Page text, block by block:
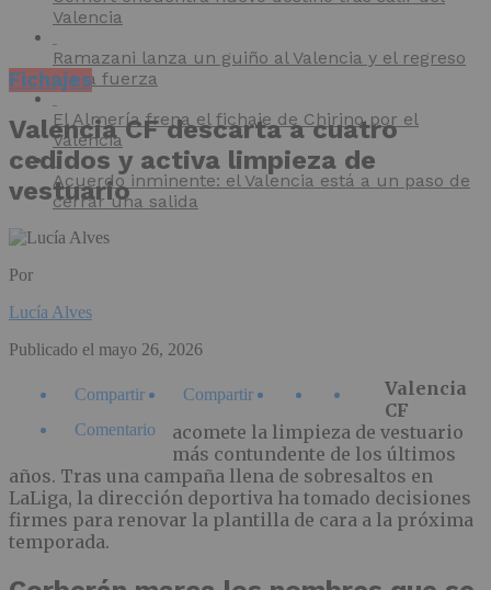
Valencia
Ramazani lanza un guiño al Valencia y el regreso
toma fuerza
El Almería frena el fichaje de Chirino por el
Valencia
Acuerdo inminente: el Valencia está a un paso de
cerrar una salida
Fichajes
Valencia CF descarta a cuatro
cedidos y activa limpieza de
vestuario
Por
Lucía Alves
Publicado el mayo 26, 2026
Compartir
Compartir
Comentario
Valencia
CF
acomete la limpieza de vestuario
más contundente de los últimos
años. Tras una campaña llena de sobresaltos en
LaLiga, la dirección deportiva ha tomado decisiones
firmes para renovar la plantilla de cara a la próxima
temporada.